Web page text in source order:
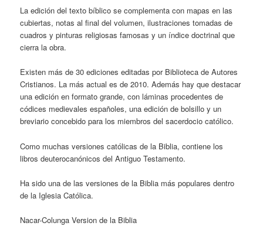
La edición del texto bíblico se complementa con mapas en las
cubiertas, notas al final del volumen, ilustraciones tomadas de
cuadros y pinturas religiosas famosas y un índice doctrinal que
cierra la obra.
Existen más de 30 ediciones editadas por Biblioteca de Autores
Cristianos. La más actual es de 2010. Además hay que destacar
una edición en formato grande, con láminas procedentes de
códices medievales españoles, una edición de bolsillo y un
breviario concebido para los miembros del sacerdocio católico.
Como muchas versiones católicas de la Biblia, contiene los
libros deuterocanónicos del Antiguo Testamento.
Ha sido una de las versiones de la Biblia más populares dentro
de la Iglesia Católica.
Nacar-Colunga Version de la Biblia